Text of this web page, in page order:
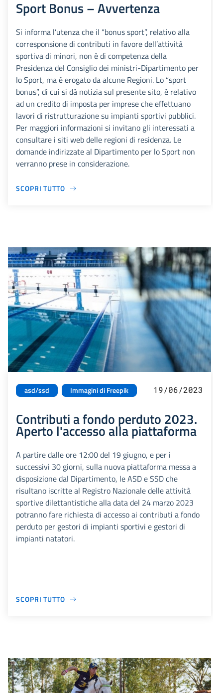
Sport Bonus – Avvertenza
Si informa l’utenza che il “bonus sport”, relativo alla
corresponsione di contributi in favore dell’attività
sportiva di minori, non è di competenza della
Presidenza del Consiglio dei ministri-Dipartimento per
lo Sport, ma è erogato da alcune Regioni. Lo “sport
bonus”, di cui si dà notizia sul presente sito, è relativo
ad un credito di imposta per imprese che effettuano
lavori di ristrutturazione su impianti sportivi pubblici.
Per maggiori informazioni si invitano gli interessati a
consultare i siti web delle regioni di residenza. Le
domande indirizzate al Dipartimento per lo Sport non
verranno prese in considerazione.
SCOPRI TUTTO
asd/ssd Immagini di Freepik 19/06/2023
Contributi a fondo perduto 2023.
Aperto l'accesso alla piattaforma
A partire dalle ore 12:00 del 19 giugno, e per i
successivi 30 giorni, sulla nuova piattaforma messa a
disposizione dal Dipartimento, le ASD e SSD che
risultano iscritte al Registro Nazionale delle attività
sportive dilettantistiche alla data del 24 marzo 2023
potranno fare richiesta di accesso ai contributi a fondo
perduto per gestori di impianti sportivi e gestori di
impianti natatori.
SCOPRI TUTTO